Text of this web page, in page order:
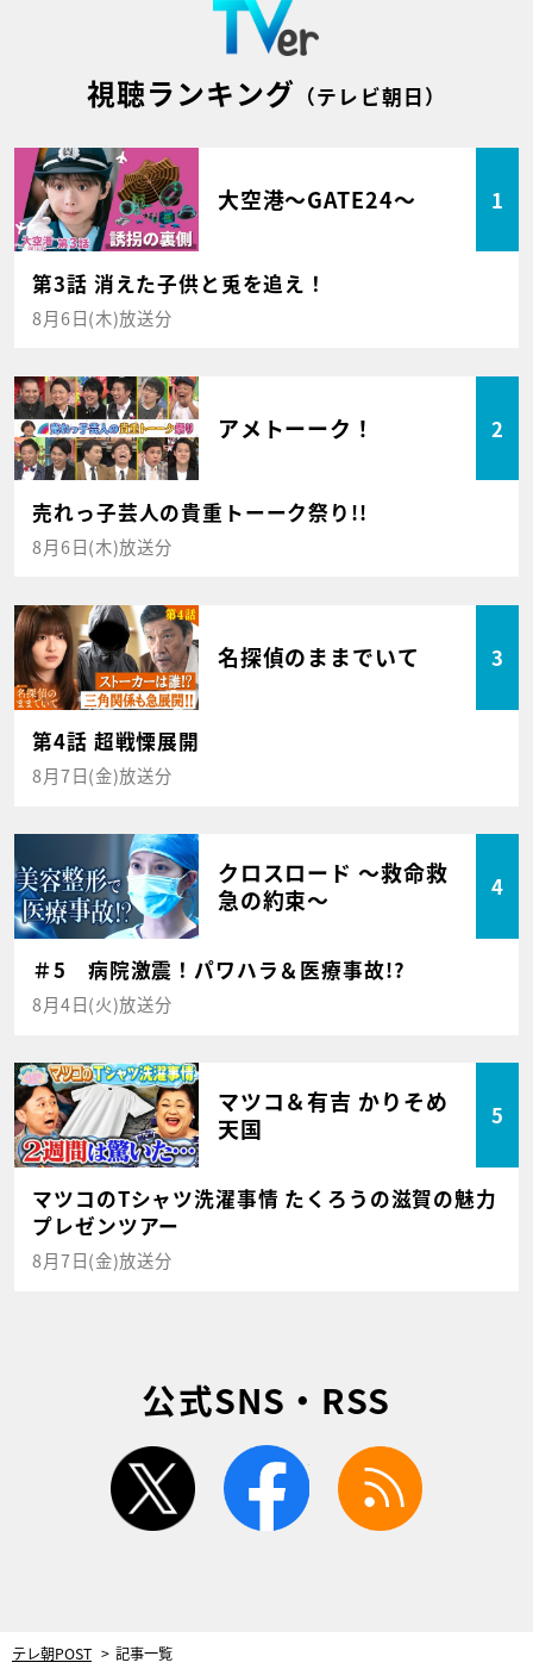
視聴ランキング （テレビ朝日）
大空港～GATE24～ 1
第3話 消えた子供と兎を追え！
8月6日(木)放送分
アメトーーク！ 2
売れっ子芸人の貴重トーーク祭り!!
8月6日(木)放送分
名探偵のままでいて 3
第4話 超戦慄展開
8月7日(金)放送分
クロスロード ～救命救
急の約束～
4
＃5 病院激震！パワハラ＆医療事故!?
8月4日(火)放送分
マツコ＆有吉 かりそめ
天国
5
マツコのTシャツ洗濯事情 たくろうの滋賀の魅力
プレゼンツアー
8月7日(金)放送分
公式SNS・RSS
twitter facebook
テレ朝POST 記事一覧